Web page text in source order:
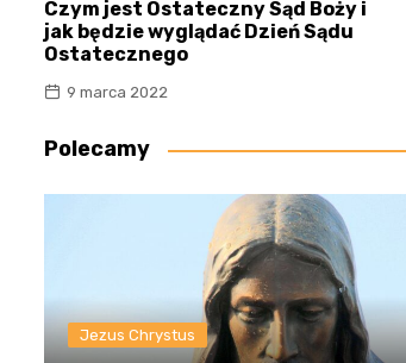
Czym jest Ostateczny Sąd Boży i
jak będzie wyglądać Dzień Sądu
Ostatecznego
9 marca 2022
Polecamy
Jezus Chrystus